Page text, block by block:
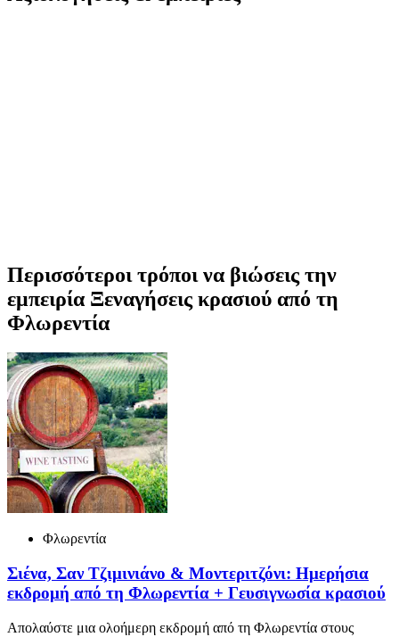
Περισσότεροι τρόποι να βιώσεις την
εμπειρία Ξεναγήσεις κρασιού από τη
Φλωρεντία
Φλωρεντία
Σιένα, Σαν Τζιμινιάνο & Μοντεριτζόνι: Ημερήσια
εκδρομή από τη Φλωρεντία + Γευσιγνωσία κρασιού
Απολαύστε μια ολοήμερη εκδρομή από τη Φλωρεντία στους